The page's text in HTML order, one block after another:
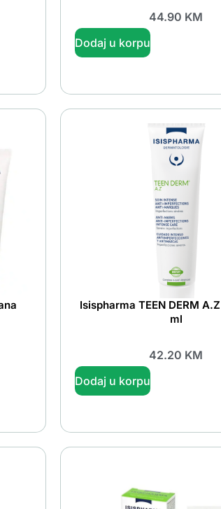
44.90 KM
Dodaj u korpu
Isispharma TEEN DERM
ml
42.20 KM
Dodaj u korpu